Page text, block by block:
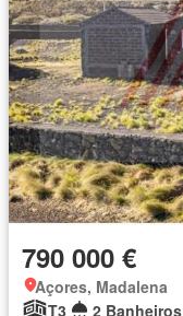
790 000 €
Açores, Madalena
T3
2 Banheiros